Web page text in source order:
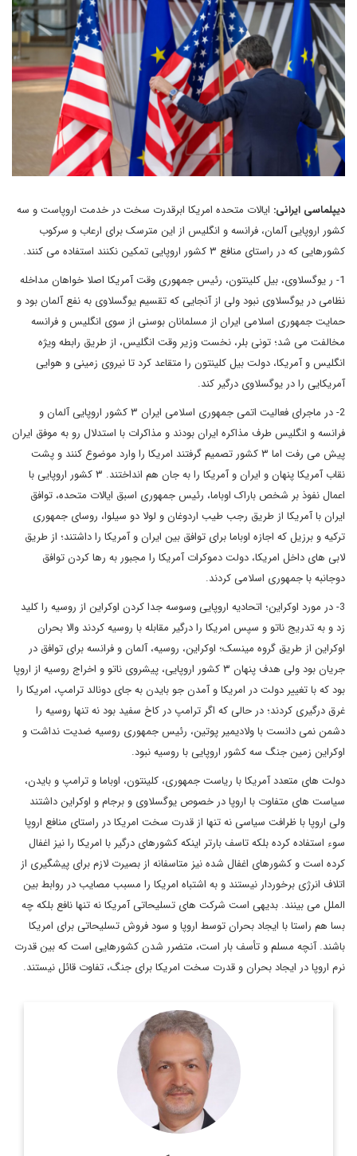
دیپلماسی ایرانی: ایالات متحده امریکا ابرقدرت سخت در خدمت اروپاست و سه
کشور اروپایی آلمان، فرانسه و انگلیس از این مترسک برای ارعاب و سرکوب
کشورهایی که در راستای منافع ۳ کشور اروپایی تمکین نکنند استفاده می کنند.
1- ر یوگسلاوی، بیل کلینتون، رئیس جمهوری وقت آمریکا اصلا خواهان مداخله
نظامی در یوگسلاوی نبود ولی از آنجایی که تقسیم یوگسلاوی به نفع آلمان بود و
حمایت جمهوری اسلامی ایران از مسلمانان بوسنی از سوی انگلیس و فرانسه
مخالفت می شد؛ تونی بلر، نخست وزیر وقت انگلیس، از طریق رابطه ویژه
انگلیس و آمریکا، دولت بیل کلینتون را متقاعد کرد تا نیروی زمینی و هوایی
آمریکایی را در یوگسلاوی درگیر کند.
2- در ماجرای فعالیت اتمی جمهوری اسلامی ایران ۳ کشور اروپایی آلمان و
فرانسه و انگلیس طرف مذاکره ایران بودند و مذاکرات با استدلال رو به موفق ایران
پیش می رفت اما ۳ کشور تصمیم گرفتند امریکا را وارد موضوع کنند و پشت
نقاب آمریکا پنهان و ایران و آمریکا را به جان هم انداختند. ۳ کشور اروپایی با
اعمال نفوذ بر شخص باراک اوباما، رئیس جمهوری اسبق ایالات متحده، توافق
ایران با آمریکا از طریق رجب طیب اردوغان و لولا دو سیلوا، روسای جمهوری
ترکیه و برزیل که اجازه اوباما برای توافق بین ایران و آمریکا را داشتند؛ از طریق
لابی های داخل امریکا، دولت دموکرات آمریکا را مجبور به رها کردن توافق
دوجانبه با جمهوری اسلامی کردند.
3- در مورد اوکراین؛ اتحادیه اروپایی وسوسه جدا کردن اوکراین از روسیه را کلید
زد و به تدریج ناتو و سپس امریکا را درگیر مقابله با روسیه کردند والا بحران
اوکراین از طریق گروه مینسک؛ اوکراین، روسیه، آلمان و فرانسه برای توافق در
جریان بود ولی هدف پنهان ۳ کشور اروپایی، پیشروی ناتو و اخراج روسیه از اروپا
بود که با تغییر دولت در امریکا و آمدن جو بایدن به جای دونالد ترامپ، امریکا را
غرق درگیری کردند؛ در حالی که اگر ترامپ در کاخ سفید بود نه تنها روسیه را
دشمن نمی دانست با ولادیمیر پوتین، رئیس جمهوری روسیه ضدیت نداشت و
اوکراین زمین جنگ سه کشور اروپایی با روسیه نبود.
دولت های متعدد آمریکا با ریاست جمهوری، کلینتون، اوباما و ترامپ و بایدن،
سیاست های متفاوت با اروپا در خصوص یوگسلاوی و برجام و اوکراین داشتند
ولی اروپا با ظرافت سیاسی نه تنها از قدرت سخت امریکا در راستای منافع اروپا
سوء استفاده کرده بلکه تاسف بارتر اینکه کشورهای درگیر با امریکا را نیز اغفال
کرده است و کشورهای اغفال شده نیز متاسفانه از بصیرت لازم برای پیشگیری از
اتلاف انرژی برخوردار نیستند و به اشتباه امریکا را مسبب مصایب در روابط بین
الملل می بینند. بدیهی است شرکت های تسلیحاتی آمریکا نه تنها نافع بلکه چه
بسا هم راستا با ایجاد بحران توسط اروپا و سود فروش تسلیحاتی برای امریکا
باشند. آنچه مسلم و تأسف بار است، متضرر شدن کشورهایی است که بین قدرت
نرم اروپا در ایجاد بحران و قدرت سخت امریکا برای جنگ، تفاوت قائل نیستند.
دیپلمات و دکترای روابط بین الملل که در حال حاضر در گروه اروپا/
امریکای دفتر مطالعات سیاسی و بین المللی وزارت امور خارجه
فعالیت دارد.
اطلاعات بیشتر